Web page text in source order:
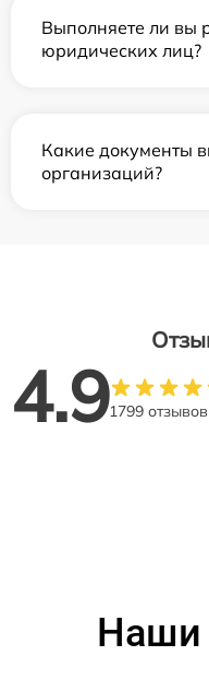
Выполняете ли вы
юридических лиц?
Какие документы
организаций?
4.91799 отзывов
Наши